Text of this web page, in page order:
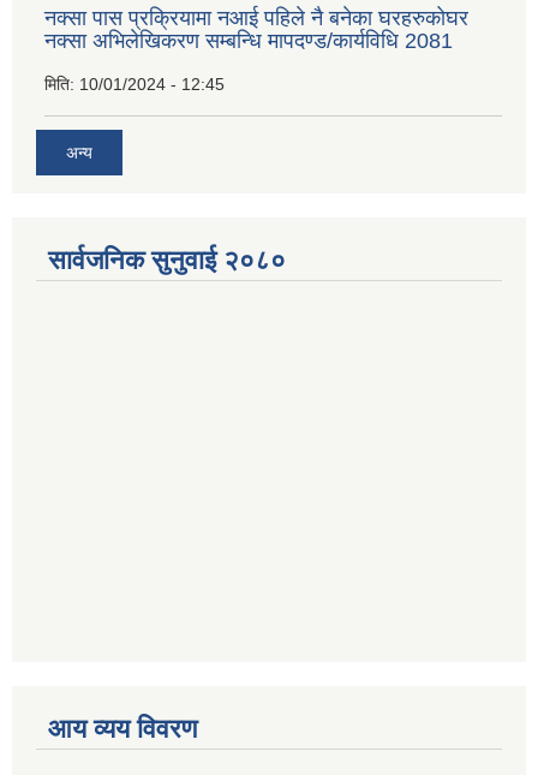
नक्सा पास प्रक्रियामा नआई पहिले नै बनेका घरहरुकोघर
नक्सा अभिलेखिकरण सम्बन्धि मापदण्ड/कार्यविधि 2081
मिति: 10/01/2024 - 12:45
अन्य
सार्वजनिक सुनुवाई २०८०
आय व्यय विवरण